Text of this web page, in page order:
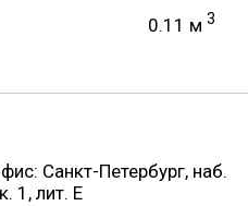
0.11 м 3
Санкт-Петербург, наб.
1, лит. Е